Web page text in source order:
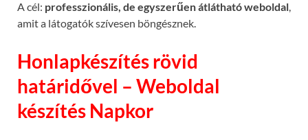
A cél: professzionális, de egyszerűen átlátható weboldal,
amit a látogatók szívesen böngésznek.
Honlapkészítés rövid
határidővel – Weboldal
készítés Napkor